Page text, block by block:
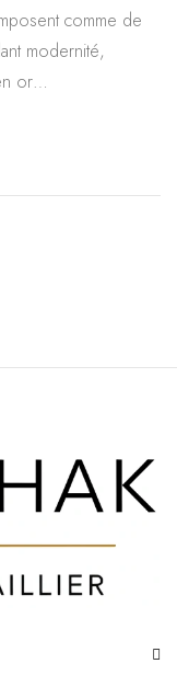
comme de
modernité,
or…